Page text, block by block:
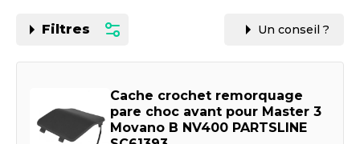
Filtres Un conseil ?
Cache crochet remorquage
pare choc avant pour Master 3
Movano B NV400 PARTSLINE